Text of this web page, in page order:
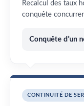
Recalcul des taux
conquête
Conquête d’un
CONTINUITÉ DE